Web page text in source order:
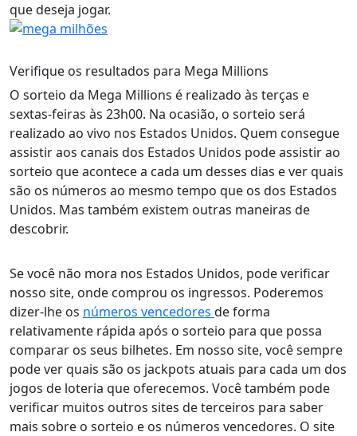
que deseja jogar.
Verifique os resultados para Mega Millions
O sorteio da Mega Millions é realizado às terças e
sextas-feiras às 23h00. Na ocasião, o sorteio será
realizado ao vivo nos Estados Unidos. Quem consegue
assistir aos canais dos Estados Unidos pode assistir ao
sorteio que acontece a cada um desses dias e ver quais
são os números ao mesmo tempo que os dos Estados
Unidos. Mas também existem outras maneiras de
descobrir.
Se você não mora nos Estados Unidos, pode verificar
nosso site, onde comprou os ingressos. Poderemos
dizer-lhe os números vencedores de forma
relativamente rápida após o sorteio para que possa
comparar os seus bilhetes. Em nosso site, você sempre
pode ver quais são os jackpots atuais para cada um dos
jogos de loteria que oferecemos. Você também pode
verificar muitos outros sites de terceiros para saber
mais sobre o sorteio e os números vencedores. O site